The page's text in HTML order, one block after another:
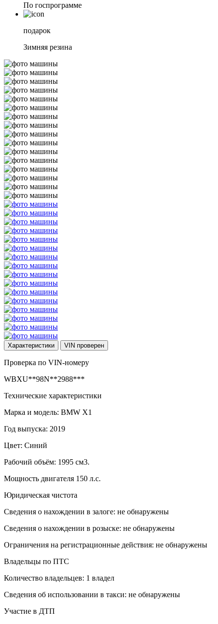
По госпрограмме
подарок
Зимняя резина
Характеристики VIN проверен
Проверка по VIN-номеру
WBXU**98N**2988***
Технические характеристики
Марка и модель: BMW X1
Год выпуска: 2019
Цвет: Синий
Рабочий объём: 1995 см3.
Мощность двигателя 150 л.с.
Юридическая чистота
Сведения о нахождении в залоге: не обнаружены
Сведения о нахождении в розыске: не обнаружены
Ограничения на регистрационные действия: не обнаружены
Владельцы по ПТС
Количество владельцев: 1 владел
Сведения об использовании в такси: не обнаружены
Участие в ДТП